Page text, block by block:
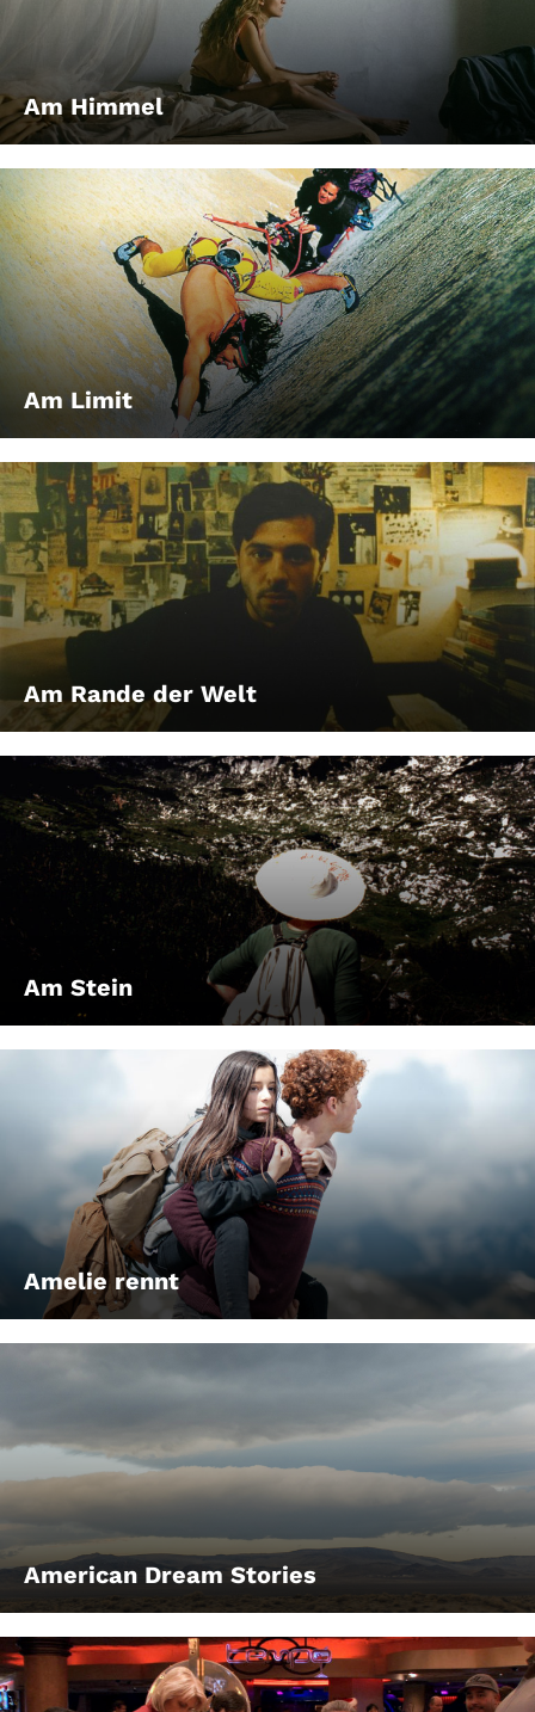
Am Himmel
Am Limit
Am Rande der Welt
Am Stein
Amelie rennt
American Dream Stories